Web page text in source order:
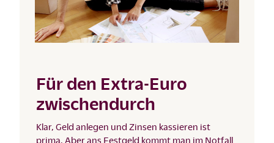
Für den Extra-Euro
zwischendurch
Klar, Geld anlegen und Zinsen kassieren ist
prima. Aber ans Festgeld kommt man im Notfall